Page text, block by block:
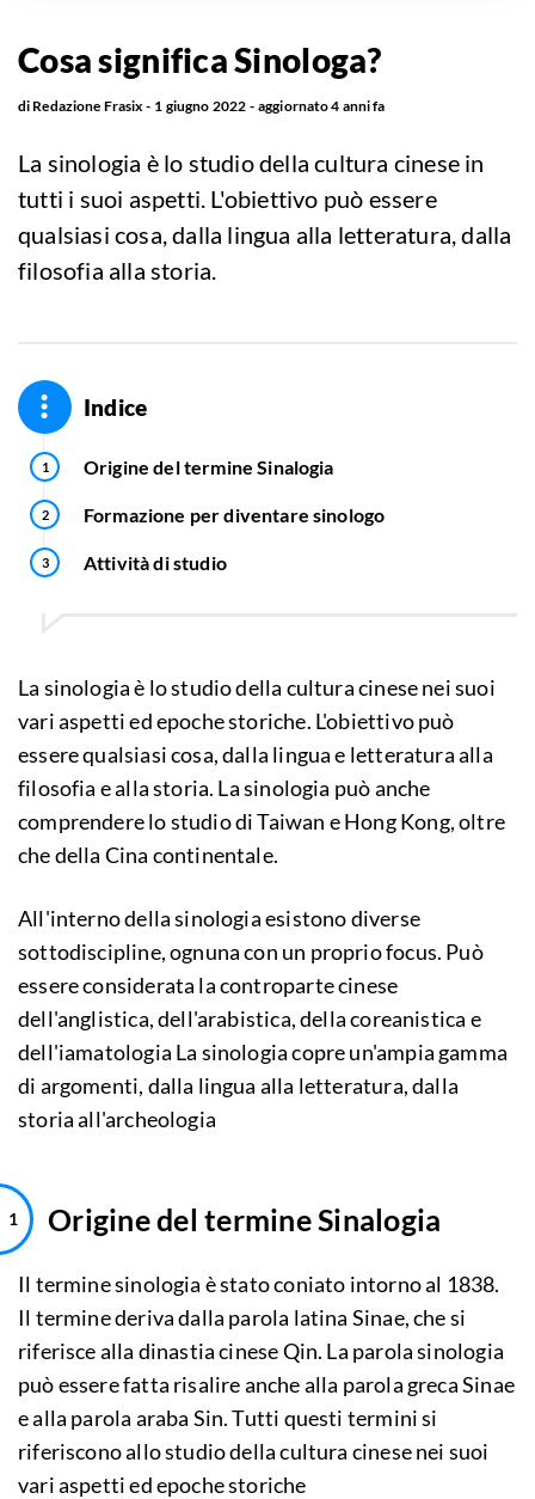
Cosa significa Sinologa?
di Redazione Frasix 1 giugno 2022 aggiornato4 anni fa
La sinologia è lo studio della cultura cinese in
tutti i suoi aspetti. L'obiettivo può essere
qualsiasi cosa, dalla lingua alla letteratura, dalla
filosofia alla storia.
Indice
Origine del termine Sinalogia
Formazione per diventare sinologo
Attività di studio
La sinologia è lo studio della cultura cinese nei suoi
vari aspetti ed epoche storiche. L'obiettivo può
essere qualsiasi cosa, dalla lingua e letteratura alla
filosofia e alla storia. La sinologia può anche
comprendere lo studio di Taiwan e Hong Kong, oltre
che della Cina continentale.
All'interno della sinologia esistono diverse
sottodiscipline, ognuna con un proprio focus. Può
essere considerata la controparte cinese
dell'anglistica, dell'arabistica, della coreanistica e
dell'iamatologia La sinologia copre un'ampia gamma
di argomenti, dalla lingua alla letteratura, dalla
storia all'archeologia
Origine del termine Sinalogia
Il termine sinologia è stato coniato intorno al 1838.
Il termine deriva dalla parola latina Sinae, che si
riferisce alla dinastia cinese Qin. La parola sinologia
può essere fatta risalire anche alla parola greca Sinae
e alla parola araba Sin. Tutti questi termini si
riferiscono allo studio della cultura cinese nei suoi
vari aspetti ed epoche storiche